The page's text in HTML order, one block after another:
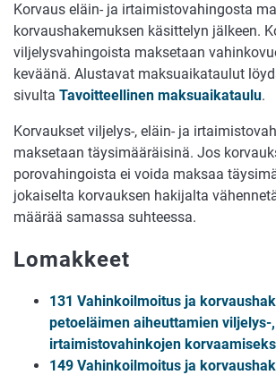
Korvaus eläin- ja irtaimistovahingosta
korvaushakemuksen käsittelyn jälkeen.
viljelysvahingoista maksetaan
keväänä. Alustavat maksuaikataulut
sivulta Tavoitteellinen maksuaikataulu.
Korvaukset viljelys-, eläin- ja
maksetaan täysimääräisinä. Jos
porovahingoista ei voida maksaa
jokaiselta korvauksen hakijalta
määrää samassa suhteessa.
Lomakkeet
131 Vahinkoilmoitus ja
petoeläimen aiheuttamien viljelys-
irtaimistovahinkojen
149 Vahinkoilmoitus ja